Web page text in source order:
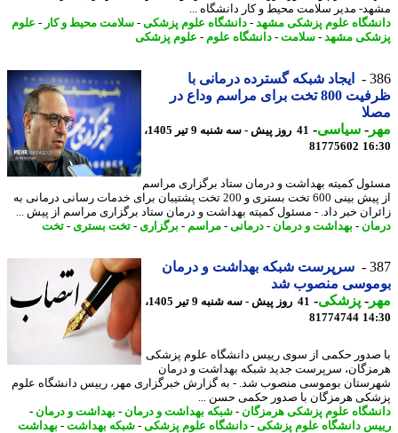
مدیر سلامت محیط و کار دانشگاه ...
علوم پزشکی مشهد-دانشگاه علوم پزشکی-سلامت محیط و کار-علوم
مشهد-سلامت-دانشگاه علوم-علوم پزشکی
ایجاد شبکه گسترده درمانی با
ظرفیت 800 تخت برای مراسم وداع در
-سیاسی-
41 روز پیش - سه شنبه 9 تیر 1405،
81775602
کمیته بهداشت و درمان ستاد برگزاری مراسم
از پیش بینی 600 تخت بستری و 200 تخت پشتیبان برای خدمات رسانی درمانی به
خبر داد. - مسئول کمیته بهداشت و درمان ستاد برگزاری مراسم از پیش ...
-بهداشت و درمان -درمانی-مراسم -برگزاری - تخت بستری- تخت
سرپرست شبکه بهداشت و درمان
منصوب شد
-پزشکی-
41 روز پیش - سه شنبه 9 تیر 1405،
81774744
حکمی از سوی رییس دانشگاه علوم پزشکی
سرپرست جدید شبکه بهداشت و درمان
بوموسی منصوب شد. - به گزارش خبرگزاری مهر، رییس دانشگاه علوم
هرمزگان با صدور حکمی حسن ...
علوم پزشکی هرمزگان -شبکه بهداشت و درمان -بهداشت و درمان -
دانشگاه علوم پزشکی-دانشگاه علوم پزشکی-شبکه بهداشت -بهداشت